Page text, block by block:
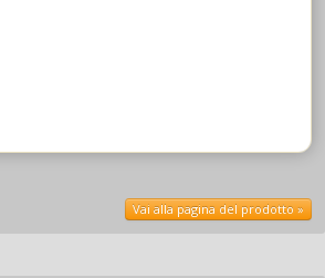
Vai alla pagina del prodotto »